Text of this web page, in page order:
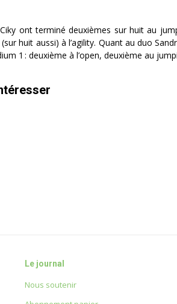
ont terminé deuxièmes sur huit au
huit aussi) à l’agility. Quant au duo
1 : deuxième à l’open, deuxième au
Le journal
Nous soutenir